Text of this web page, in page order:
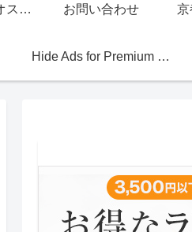
グッチジャパン的オススメ店 お問い合わせ 京
Hide Ads for Premium Members